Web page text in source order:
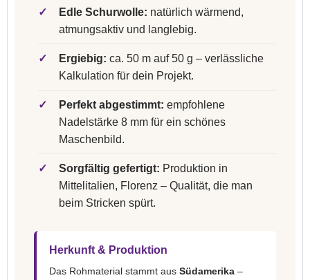
✓ Edle Schurwolle: natürlich wärmend,
atmungsaktiv und langlebig.
✓ Ergiebig: ca. 50 m auf 50 g – verlässliche
Kalkulation für dein Projekt.
✓ Perfekt abgestimmt: empfohlene
Nadelstärke 8 mm für ein schönes
Maschenbild.
✓ Sorgfältig gefertigt: Produktion in
Mittelitalien, Florenz – Qualität, die man
beim Stricken spürt.
Herkunft & Produktion
Das Rohmaterial stammt aus Südamerika –